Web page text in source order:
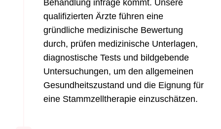
Behandlung infrage kommt. Unsere
qualifizierten Ärzte führen eine
gründliche medizinische Bewertung
durch, prüfen medizinische Unterlagen,
diagnostische Tests und bildgebende
Untersuchungen, um den allgemeinen
Gesundheitszustand und die Eignung für
eine Stammzelltherapie einzuschätzen.